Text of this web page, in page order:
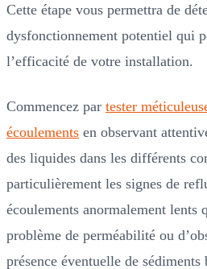
Cette étape vous permettra de
dysfonctionnement potentiel qui
l’efficacité de votre installation.
Commencez par tester
écoulements en observant
des liquides dans les différents
particulièrement les signes de
écoulements anormalement lents
problème de perméabilité ou
présence éventuelle de